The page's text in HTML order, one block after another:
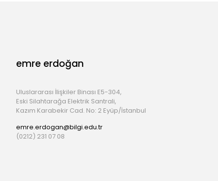
emre erdoğan
Uluslararası İlişkiler Binası E5-304,
Eski Silahtarağa Elektrik Santrali,
Kazım Karabekir Cad. No: 2 Eyüp/İstanbul
emre.erdogan@bilgi.edu.tr
(0212) 231 07 08